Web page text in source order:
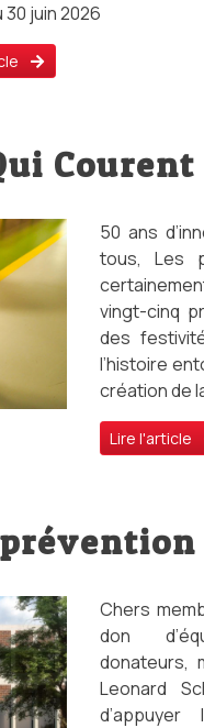
30 juin 2026
50 ans
tous, Les
vingt-cinq
des
l’histoire
création de
Lire l'article
Chers
don
donateurs,
Leonard